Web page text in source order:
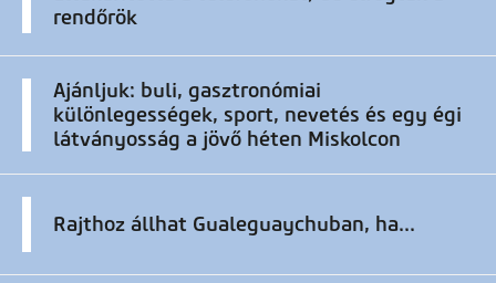
rendőrök
Ajánljuk: buli, gasztronómiai
különlegességek, sport, nevetés és egy égi
látványosság a jövő héten Miskolcon
Rajthoz állhat Gualeguaychuban, ha...